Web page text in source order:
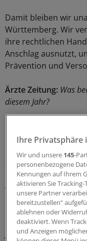
Damit bleiben wir
Württemberg. Wir
ihre rechtlichen
Anschlag ausnutzt,
Prävention und
Ärzte Zeitung: Was
diesem Jahr?
etwa 140 Millionen
November vor,
Schlussausgleich
Ärzte Zeitung:
wichtigsten
Hermann:Im
Jahr von einem
Ihre Privatsphäre
Wir und unsere 145-
personenbezogene
Kennungen auf Ihrem
aktivieren Sie
unsere Partner
bereitzustellen“
ablehnen oder
deaktiviert. Wenn
und Anzeigen